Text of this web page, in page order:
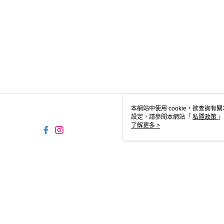
本網站中使用 cookie，欲查詢有
設定，請參閱本網站「 私隱政策
用 cookie。
了解更多 >